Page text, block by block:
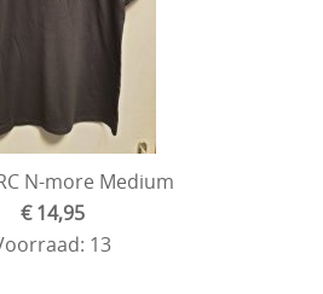
N-more Medium
€ 14,95
13